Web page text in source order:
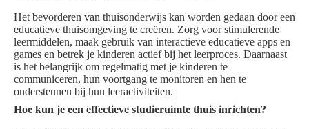
Het bevorderen van thuisonderwijs kan worden gedaan door een
educatieve thuisomgeving te creëren. Zorg voor stimulerende
leermiddelen, maak gebruik van interactieve educatieve apps en
games en betrek je kinderen actief bij het leerproces. Daarnaast
is het belangrijk om regelmatig met je kinderen te
communiceren, hun voortgang te monitoren en hen te
ondersteunen bij hun leeractiviteiten.
Hoe kun je een effectieve studieruimte thuis inrichten?